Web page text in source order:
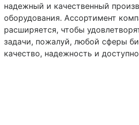
надежный и качественный
оборудования. Ассортимент
расширяется, чтобы
задачи, пожалуй, любой сферы
качество, надежность и